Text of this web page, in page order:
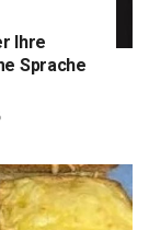
Ihre
Sprache